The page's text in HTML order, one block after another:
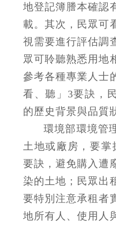
地登記簿謄本確認
載。其次，民眾可
視需要進行評估調
眾可聆聽熟悉用地
參考各種專業人士
看、聽」3要訣，
的歷史背景與品質
環境部環境管
土地或廠房，要
要訣，避免購入遭
染的土地；民眾出
要特別注意承租者
地所有人、使用人